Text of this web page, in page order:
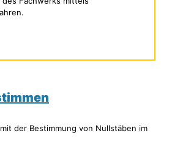
der Bestimmung von Nullstäben im